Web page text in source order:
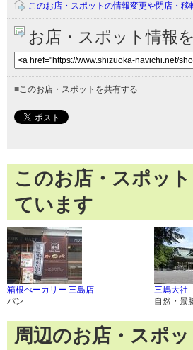
このお店・スポットの情報変更や閉店・移
お店・スポット情報
■このお店・スポットを共有する
このお店・スポッ
ています
箱根べーカリー 三島店
パン
三嶋大社
自然・景
周辺のお店・スポッ